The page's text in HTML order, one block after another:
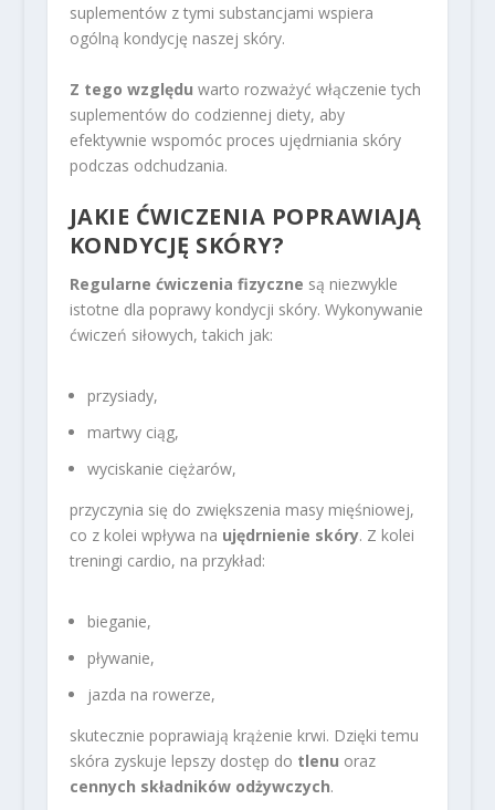
suplementów z tymi substancjami wspiera
ogólną kondycję naszej skóry.
Z tego względu warto rozważyć włączenie tych
suplementów do codziennej diety, aby
efektywnie wspomóc proces ujędrniania skóry
podczas odchudzania.
JAKIE ĆWICZENIA POPRAWIAJĄ
KONDYCJĘ SKÓRY?
Regularne ćwiczenia fizyczne są niezwykle
istotne dla poprawy kondycji skóry. Wykonywanie
ćwiczeń siłowych, takich jak:
przysiady,
martwy ciąg,
wyciskanie ciężarów,
przyczynia się do zwiększenia masy mięśniowej,
co z kolei wpływa na ujędrnienie skóry. Z kolei
treningi cardio, na przykład:
bieganie,
pływanie,
jazda na rowerze,
skutecznie poprawiają krążenie krwi. Dzięki temu
skóra zyskuje lepszy dostęp do tlenu oraz
cennych składników odżywczych.